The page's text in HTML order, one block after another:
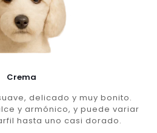
Crema
delicado y muy bonito.
y armónico, y puede variar
hasta uno casi dorado.